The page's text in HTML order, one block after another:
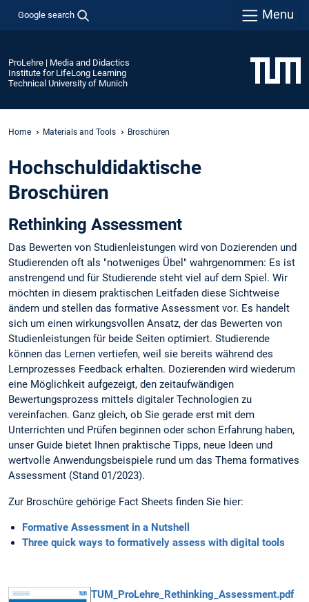
Google search Menu
ProLehre | Media and Didactics
Institute for LifeLong Learning
Technical University of Munich
Home Materials and Tools Broschüren
Hochschuldidaktische
Broschüren
Rethinking Assessment
Das Bewerten von Studienleistungen wird von Dozierenden und
Studierenden oft als "notweniges Übel" wahrgenommen: Es ist
anstrengend und für Studierende steht viel auf dem Spiel. Wir
möchten in diesem praktischen Leitfaden diese Sichtweise
ändern und stellen das formative Assessment vor. Es handelt
sich um einen wirkungsvollen Ansatz, der das Bewerten von
Studienleistungen für beide Seiten optimiert. Studierende
können das Lernen vertiefen, weil sie bereits während des
Lernprozesses Feedback erhalten. Dozierenden wird wiederum
eine Möglichkeit aufgezeigt, den zeitaufwändigen
Bewertungsprozess mittels digitaler Technologien zu
vereinfachen. Ganz gleich, ob Sie gerade erst mit dem
Unterrichten und Prüfen beginnen oder schon Erfahrung haben,
unser Guide bietet Ihnen praktische Tipps, neue Ideen und
wertvolle Anwendungsbeispiele rund um das Thema formatives
Assessment (Stand 01/2023).
Zur Broschüre gehörige Fact Sheets finden Sie hier:
Formative Assessment in a Nutshell
Three quick ways to formatively assess with digital tools
TUM_ProLehre_Rethinking_Assessment.pdf